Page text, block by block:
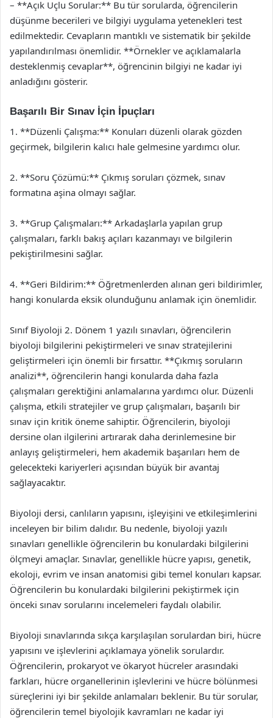
– **Açık Uçlu Sorular:** Bu tür sorularda, öğrencilerin
düşünme becerileri ve bilgiyi uygulama yetenekleri test
edilmektedir. Cevapların mantıklı ve sistematik bir şekilde
yapılandırılması önemlidir. **Örnekler ve açıklamalarla
desteklenmiş cevaplar**, öğrencinin bilgiyi ne kadar iyi
anladığını gösterir.
Başarılı Bir Sınav İçin İpuçları
1. **Düzenli Çalışma:** Konuları düzenli olarak gözden
geçirmek, bilgilerin kalıcı hale gelmesine yardımcı olur.
2. **Soru Çözümü:** Çıkmış soruları çözmek, sınav
formatına aşina olmayı sağlar.
3. **Grup Çalışmaları:** Arkadaşlarla yapılan grup
çalışmaları, farklı bakış açıları kazanmayı ve bilgilerin
pekiştirilmesini sağlar.
4. **Geri Bildirim:** Öğretmenlerden alınan geri bildirimler,
hangi konularda eksik olunduğunu anlamak için önemlidir.
Sınıf Biyoloji 2. Dönem 1 yazılı sınavları, öğrencilerin
biyoloji bilgilerini pekiştirmeleri ve sınav stratejilerini
geliştirmeleri için önemli bir fırsattır. **Çıkmış soruların
analizi**, öğrencilerin hangi konularda daha fazla
çalışmaları gerektiğini anlamalarına yardımcı olur. Düzenli
çalışma, etkili stratejiler ve grup çalışmaları, başarılı bir
sınav için kritik öneme sahiptir. Öğrencilerin, biyoloji
dersine olan ilgilerini artırarak daha derinlemesine bir
anlayış geliştirmeleri, hem akademik başarıları hem de
gelecekteki kariyerleri açısından büyük bir avantaj
sağlayacaktır.
Biyoloji dersi, canlıların yapısını, işleyişini ve etkileşimlerini
inceleyen bir bilim dalıdır. Bu nedenle, biyoloji yazılı
sınavları genellikle öğrencilerin bu konulardaki bilgilerini
ölçmeyi amaçlar. Sınavlar, genellikle hücre yapısı, genetik,
ekoloji, evrim ve insan anatomisi gibi temel konuları kapsar.
Öğrencilerin bu konulardaki bilgilerini pekiştirmek için
önceki sınav sorularını incelemeleri faydalı olabilir.
Biyoloji sınavlarında sıkça karşılaşılan sorulardan biri, hücre
yapısını ve işlevlerini açıklamaya yönelik sorulardır.
Öğrencilerin, prokaryot ve ökaryot hücreler arasındaki
farkları, hücre organellerinin işlevlerini ve hücre bölünmesi
süreçlerini iyi bir şekilde anlamaları beklenir. Bu tür sorular,
öğrencilerin temel biyolojik kavramları ne kadar iyi